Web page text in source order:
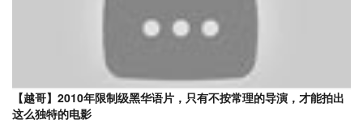
【越哥】2010年限制级黑华语片，只有不按常理的导演，才能拍出
这么独特的电影